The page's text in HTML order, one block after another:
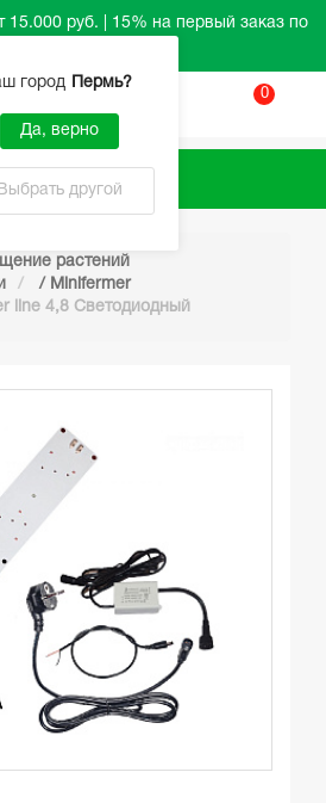
15.000 руб. | 15% на первый заказ по
город Пермь?
Да, верно
Выбрать другой
0
Каталог
растений
/ Minifermer
line 4,8 Светодиодный